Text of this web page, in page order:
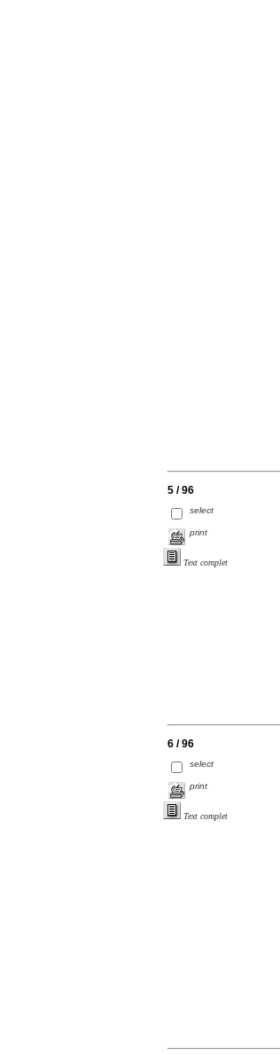
5 / 96
select
print
Text complet
6 / 96
select
print
Text complet